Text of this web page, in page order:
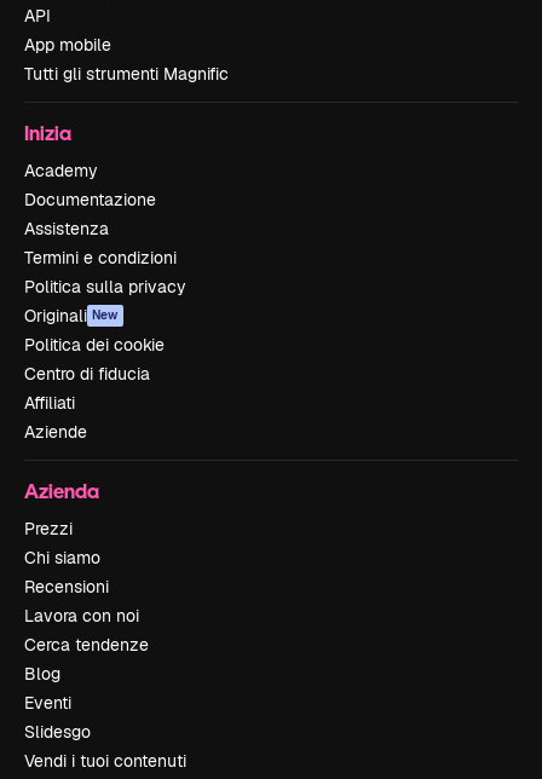
API
App mobile
Tutti gli strumenti Magnific
Inizia
Academy
Documentazione
Assistenza
Termini e condizioni
Politica sulla privacy
Originali New
Politica dei cookie
Centro di fiducia
Affiliati
Aziende
Azienda
Prezzi
Chi siamo
Recensioni
Lavora con noi
Cerca tendenze
Blog
Eventi
Slidesgo
Vendi i tuoi contenuti